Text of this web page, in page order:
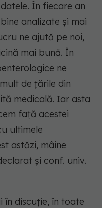
În fiecare an
analizate și mai
ne ajută pe noi,
mai bună. În
ne
de țările din
medicală. Iar asta
față acestei
ultimele
astăzi, mâine
și conf. univ.
în discuție, în toate